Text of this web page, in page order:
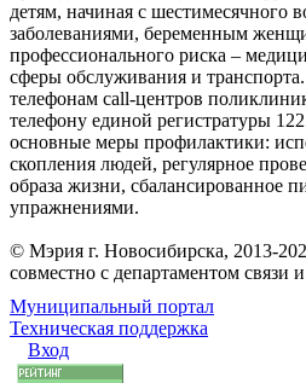
детям, начиная с шестимесячного
заболеваниями, беременным
профессионального риска –
сферы обслуживания и
телефонам call-центров
телефону единой регистратуры
основные меры профилактики:
скопления людей, регулярное
образа жизни, сбалансированное
упражнениями.
© Мэрия г. Новосибирска, 2013-
совместно с департаментом
Муниципальный портал
Техническая поддержка
Вход